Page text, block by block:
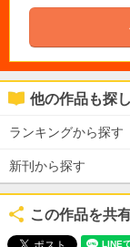
他の作品も探
ランキングから探す
新刊から探す
この作品を共